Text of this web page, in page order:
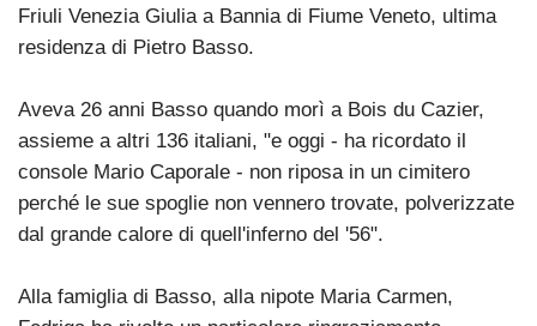
Friuli Venezia Giulia a Bannia di Fiume Veneto, ultima
residenza di Pietro Basso.
Aveva 26 anni Basso quando morì a Bois du Cazier,
assieme a altri 136 italiani, "e oggi - ha ricordato il
console Mario Caporale - non riposa in un cimitero
perché le sue spoglie non vennero trovate, polverizzate
dal grande calore di quell'inferno del '56".
Alla famiglia di Basso, alla nipote Maria Carmen,